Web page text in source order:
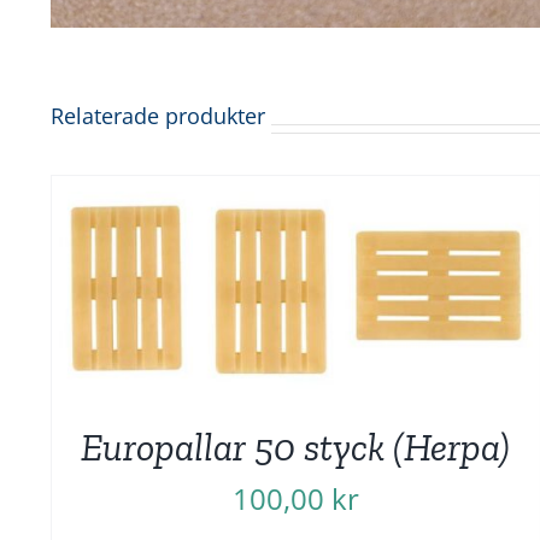
Relaterade produkter
Europallar 50 styck (Herpa)
100,00 kr